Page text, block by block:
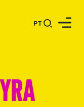
PT